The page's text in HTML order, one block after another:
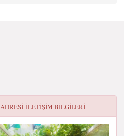
ADRESI, ILETIŞIM BILGILERI